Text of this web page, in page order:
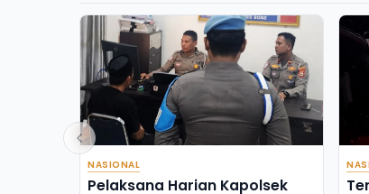
NASIONAL
Pelaksana Harian Kapolsek